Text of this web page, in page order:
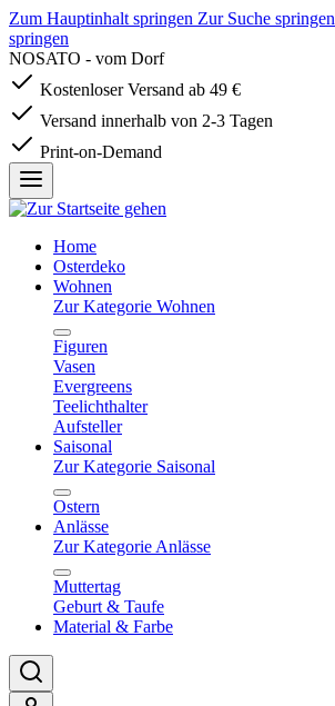
Zum Hauptinhalt springen Zur Suche springen
springen
NOSATO - vom Dorf
Kostenloser Versand ab 49 €
Versand innerhalb von 2-3 Tagen
Print-on-Demand
Home
Osterdeko
Wohnen
Zur Kategorie Wohnen
Figuren
Vasen
Evergreens
Teelichthalter
Aufsteller
Saisonal
Zur Kategorie Saisonal
Ostern
Anlässe
Zur Kategorie Anlässe
Muttertag
Geburt & Taufe
Material & Farbe